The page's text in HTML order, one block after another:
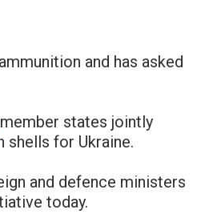
and has asked
member states jointly
shells for Ukraine.
and defence ministers
today.